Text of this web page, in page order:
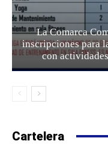
La Comarca
inscripciones para
con
Cartelera